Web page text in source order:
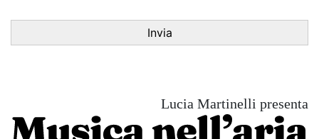
Lucia Martinelli presenta